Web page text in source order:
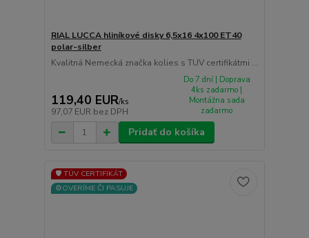
RIAL LUCCA hliníkové disky 6,5x16 4x100 ET40
polar-silber
Kvalitná Nemecká značka kolies s TUV certifikátmi ...
119,40 EUR/ks
97,07 EUR bez DPH
Do 7 dní | Doprava
4ks zadarmo |
Montážna sada
zadarmo
Pridať do košíka
🛡️ TÜV CERTIFIKÁT
⚙️OVERÍME ČI PASUJE